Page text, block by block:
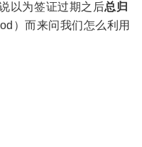
以为签证过期之后总归
）而来问我们怎么利用